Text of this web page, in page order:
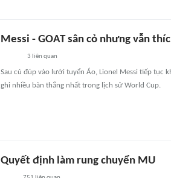
Messi - GOAT sân cỏ nhưng vẫn
3 liên quan
Sau cú đúp vào lưới tuyển Áo, Lionel Messi tiếp tục
ghi nhiều bàn thắng nhất trong lịch sử World Cup.
Quyết định làm rung chuyển MU